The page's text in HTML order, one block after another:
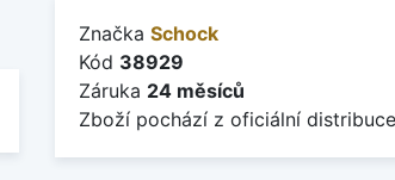
Značka Schock
Kód 38929
Záruka 24 měsíců
Zboží pochází z oficiální